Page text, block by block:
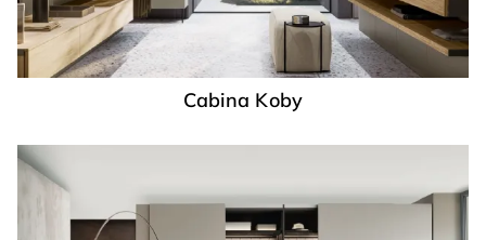
Cabina Koby